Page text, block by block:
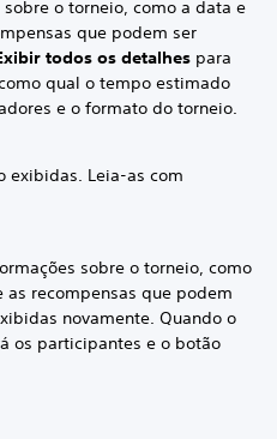
o torneio, como a data e
que podem ser
todos os detalhes para
qual o tempo estimado
e o formato do torneio.
exibidas. Leia-as com
sobre o torneio, como
recompensas que podem
novamente. Quando o
os participantes e o botão